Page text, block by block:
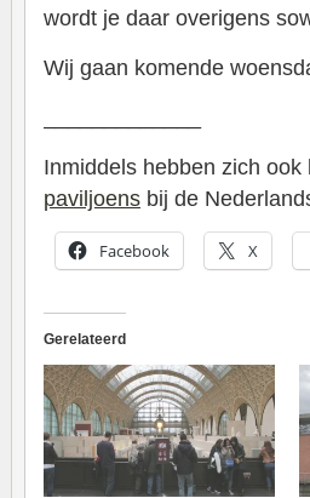
wordt je daar overigens
Wij gaan komende
Inmiddels hebben zich ook
paviljoens bij de
Facebook X
Gerelateerd